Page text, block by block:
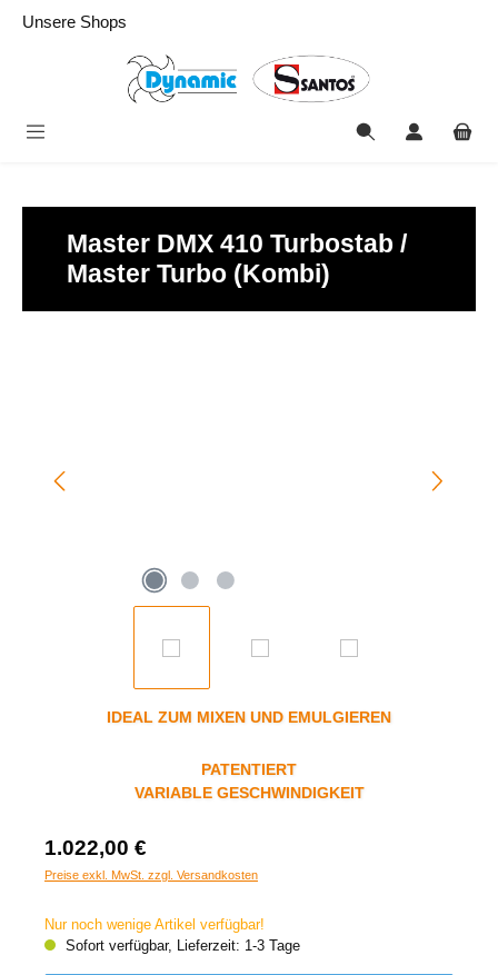
springen
Unsere Shops
Master DMX 410 Turbostab /
Master Turbo (Kombi)
IDEAL ZUM MIXEN UND EMULGIEREN
PATENTIERT
VARIABLE GESCHWINDIGKEIT
1.022,00 €
Preise exkl. MwSt. zzgl. Versandkosten
Nur noch wenige Artikel verfügbar!
Sofort verfügbar, Lieferzeit: 1-3 Tage